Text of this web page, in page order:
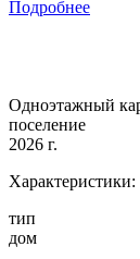
Подробнее
Одноэтажный
поселение
2026 г.
Характеристики:
тип
дом